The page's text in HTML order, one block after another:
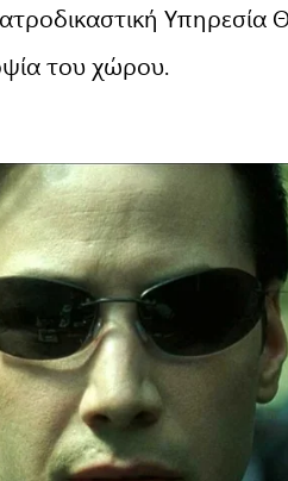
Υπηρεσία
του χώρου.